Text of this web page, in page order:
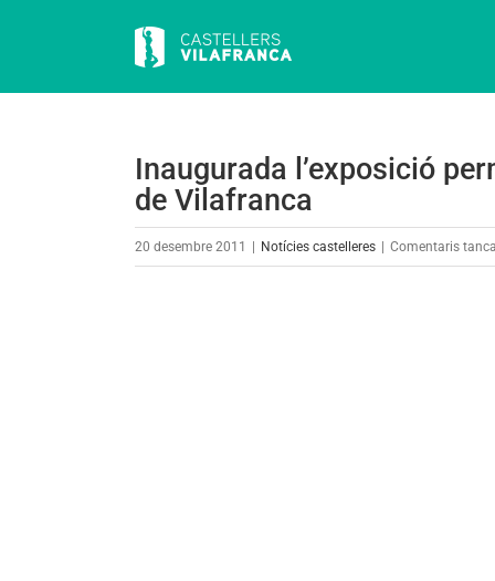
Inaugurada l’exposició
de Vilafranca
20 desembre 2011 Notícies castelleres Comentaris